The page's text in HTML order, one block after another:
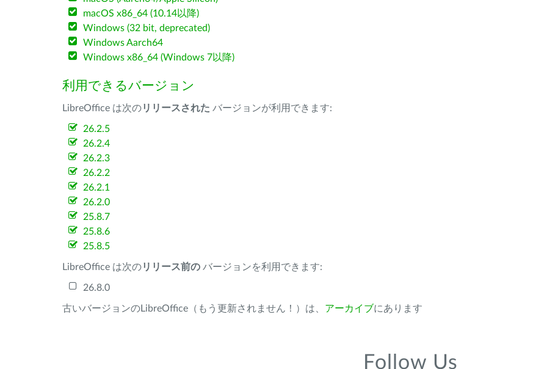
macOS x86_64 (10.14以降)
Windows (32 bit, deprecated)
Windows Aarch64
Windows x86_64 (Windows 7以降)
利用できるバージョン
LibreOffice は次のリリースされた バージョンが利用できます:
26.2.5
26.2.4
26.2.3
26.2.2
26.2.1
26.2.0
25.8.7
25.8.6
25.8.5
LibreOffice は次のリリース前の バージョンを利用できます:
26.8.0
古いバージョンのLibreOffice（もう更新されません！）は、 アーカイブにあります
Follow Us